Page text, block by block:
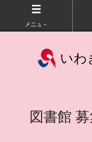
メニュ－
いわ
図書館